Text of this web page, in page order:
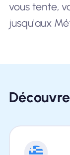
vous tente,
jusqu'aux